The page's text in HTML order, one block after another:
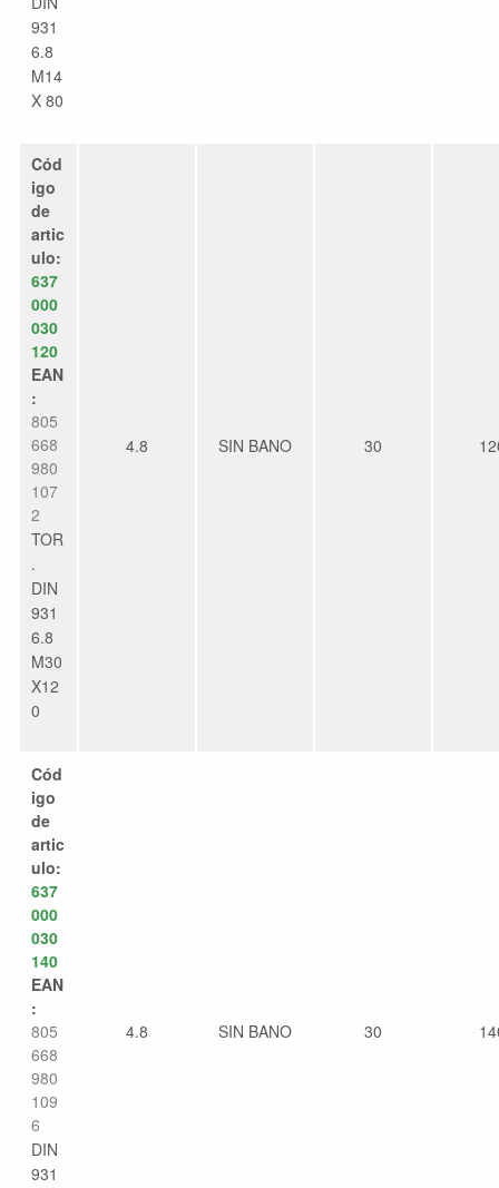
931
6.8
M14
X 80
Cód
igo
de
artic
ulo:
637
000
030
120
EAN
:
805
668
980
107
2
TOR
.
DIN
931
6.8
M30
X12
0
4.8 SIN BANO 30
Cód
igo
de
artic
ulo:
637
000
030
140
EAN
:
805
668
980
109
6
DIN
931
4.8 SIN BANO 30